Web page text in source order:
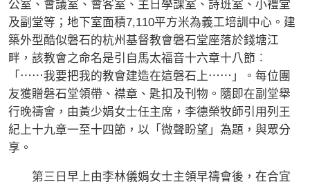
公室、會議室、會客室、主日學課室、詩班室、小禮堂
及副堂等；地下室面積7,110平方米為義工培訓中心。建
築外型酷似磐石的杭州基督教會磐石堂座落於錢塘江
畔，該教會之命名是引自馬太福音十六章十八節︰
「⋯⋯我要把我的教會建造在這磐石上⋯⋯」。每位團
友獲贈磐石堂領帶、襟章、匙扣及刊物。隨即在副堂舉
行晚禱會，由黃少娟女士任主席，李德榮牧師引用列王
紀上十九章一至十四節，以「微聲盼望」為題，與眾分
享。
第三日早上由李林儀娟女士主領早禱會後，在合宜